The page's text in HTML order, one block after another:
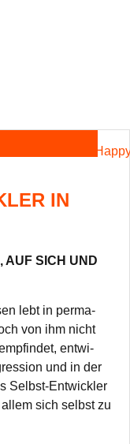
IN
AUF SICH UND
lebt in per­ma­
von ihm nicht
ent­wi­
und in der
Selbst-Ent­wick­ler
sich selbst zu